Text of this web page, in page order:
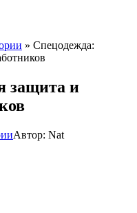
» Спецодежда:
защита и
Автор: Nat